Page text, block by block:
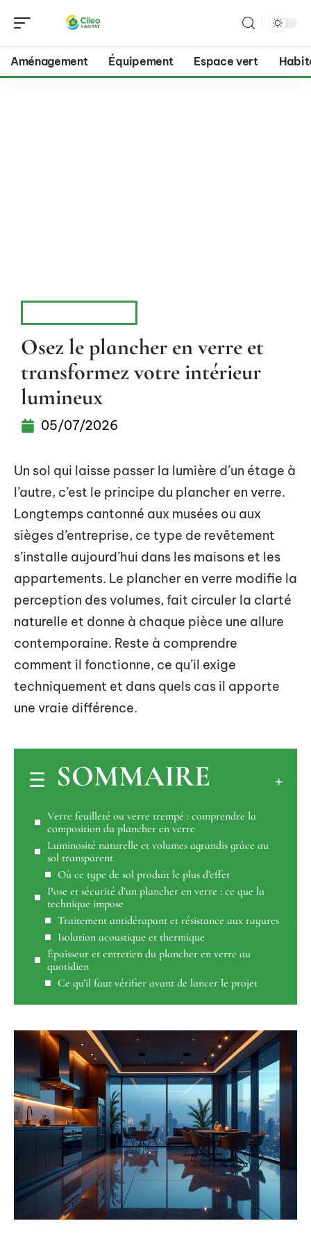
Aménagement Équipement Espace vert
Osez le plancher en verre et
transformez votre intérieur
lumineux
05/07/2026
Un sol qui laisse passer la lumière d’un étage à
l’autre, c’est le principe du plancher en verre.
Longtemps cantonné aux musées ou aux
sièges d’entreprise, ce type de revêtement
s’installe aujourd’hui dans les maisons et les
appartements. Le plancher en verre modifie la
perception des volumes, fait circuler la clarté
naturelle et donne à chaque pièce une allure
contemporaine. Reste à comprendre
comment il fonctionne, ce qu’il exige
techniquement et dans quels cas il apporte
une vraie différence.
SOMMAIRE
Verre feuilleté ou verre trempé : comprendre la
composition du plancher en verre
Luminosité naturelle et volumes agrandis grâce au
sol transparent
Où ce type de sol produit le plus d’effet
Pose et sécurité d’un plancher en verre : ce que la
technique impose
Traitement antidérapant et résistance aux rayures
Isolation acoustique et thermique
Épaisseur et entretien du plancher en verre au
quotidien
Ce qu’il faut vérifier avant de lancer le projet